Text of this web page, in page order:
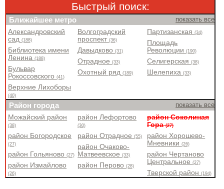
Быстрый поиск:
Ближайшее метро показать все
Александровский
сад(188)
Библиотека имени
Ленина(188)
Бульвар
Рокоссовского(41)
Верхние Лихоборы
(40)
Волгоградский
проспект(36)
Давыдково(31)
Отрадное(33)
Охотный ряд(189)
Партизанская(34)
Площадь
Революции(190)
Селигерская(38)
Шелепиха(33)
Район города показать все
Можайский район
(38)
район Богородское
(27)
район Гольяново(27)
район Измайлово
(26)
район Лефортово
(30)
район Отрадное(55)
район Очаково-
Матвеевское(33)
район Перово(28)
район Соколиная
Гора(27)
район Хорошево-
Мневники(26)
район Чертаново
Центральное(27)
Тверской район(194)